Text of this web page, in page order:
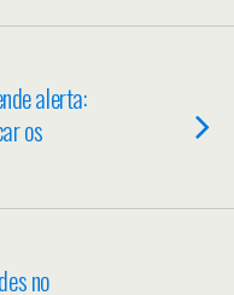
alerta:
os
no